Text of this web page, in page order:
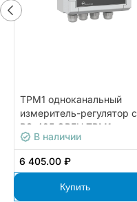
ТРМ1 одноканальный
измеритель-регулятор с
RS-485 ОВЕН ТРМ1-
Д.У3.К.RS
В наличии
6 405.00 ₽
Купить